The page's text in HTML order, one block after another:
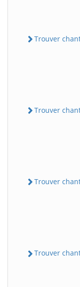
Trouver
Trouver
Trouver
Trouver